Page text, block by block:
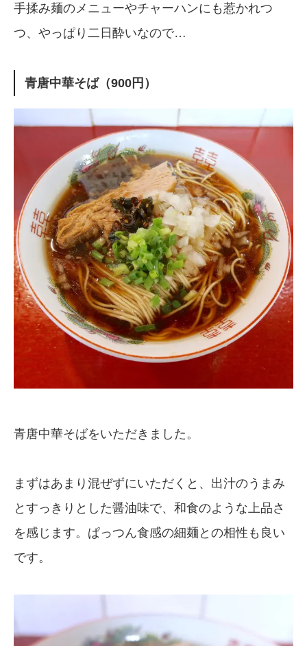
手揉み麺のメニューやチャーハンにも惹かれつ
つ、やっぱり二日酔いなので…
青唐中華そば（900円）
青唐中華そばをいただきました。
まずはあまり混ぜずにいただくと、出汁のうまみ
とすっきりとした醤油味で、和食のような上品さ
を感じます。ぱっつん食感の細麺との相性も良い
です。